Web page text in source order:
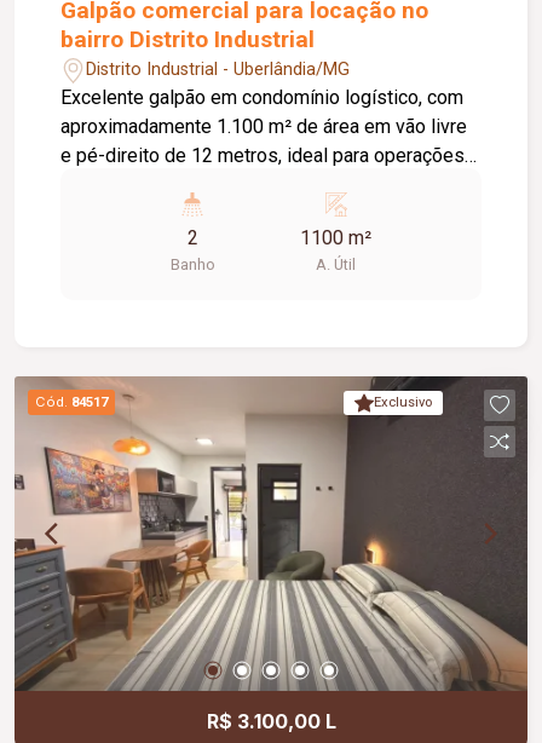
informado pela construtora é de 36 meses, a
partir de agosto/2026.
Galpão comercial para locação no
bairro Distrito Industrial
Distrito Industrial - Uberlândia/MG
Excelente galpão em condomínio logístico, com
aproximadamente 1.100 m² de área em vão livre
e pé-direito de 12 metros, ideal para operações
com 04 docas para carga e descarga, escritório
composto por 03 salas climatizadas com ar-
condicionado, 02 banheiros, copa e amplo pátio
refeitório, vestiários e escritórios de apoio,
garantindo segurança, comodidade e excelente
suporte para as atividades logísticas.
2
Banho
1100 m²
A. Útil
Exclusivo
Cód. 84517
R$ 3.100,00 L